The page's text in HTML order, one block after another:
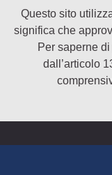
Questo sito
significa che
Per saperne di
dall’articolo